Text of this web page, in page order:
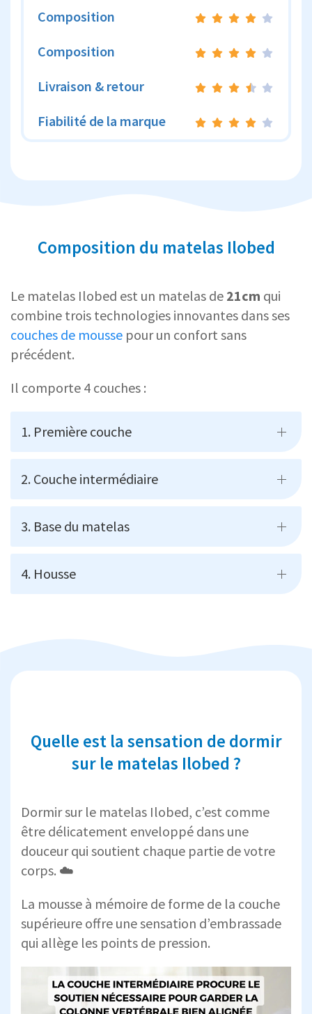
Composition
Composition
Livraison & retour
Fiabilité de la marque
Composition du matelas Ilobed
Le matelas Ilobed est un matelas de 21cm qui
combine trois technologies innovantes dans ses
couches de mousse pour un confort sans
précédent.
Il comporte 4 couches :
1. Première couche
2. Couche intermédiaire
3. Base du matelas
4. Housse
Quelle est la sensation de dormir
sur le matelas Ilobed ?
Dormir sur le matelas Ilobed, c’est comme
être délicatement enveloppé dans une
douceur qui soutient chaque partie de votre
corps. ☁️
La mousse à mémoire de forme de la couche
supérieure offre une sensation d’embrassade
qui allège les points de pression.